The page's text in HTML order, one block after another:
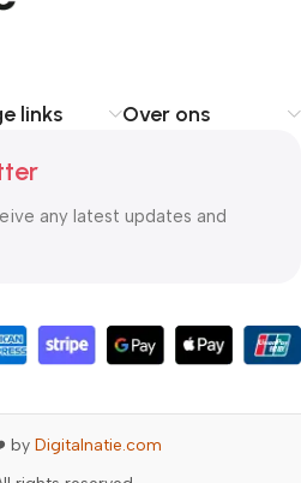
links Over ons
any latest updates and
by Digitalnatie.com